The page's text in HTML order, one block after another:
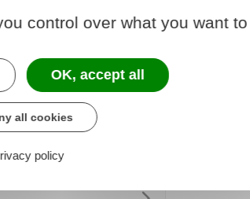
collective
Un
Le
control over what you want
OK, accept all
all cookies
policy